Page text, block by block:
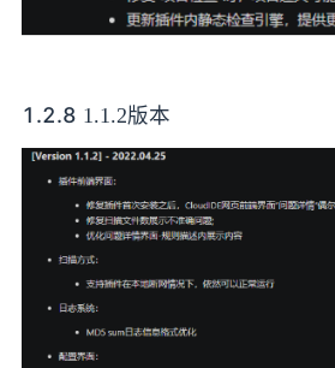
1.2.8 1.1.2版本